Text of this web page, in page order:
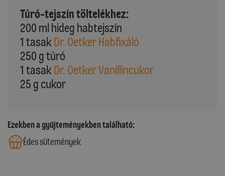
Túró-tejszín töltelékhez:
200 ml hideg habtejszín
1 tasak Dr. Oetker Habfixáló
250 g túró
1 tasak Dr. Oetker Vanillincukor
25 g cukor
Ezekben a gyűjteményekben található:
Édes sütemények